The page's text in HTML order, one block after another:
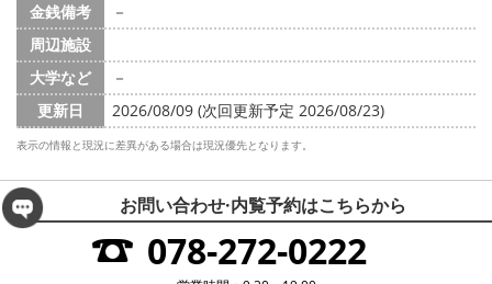
金銭備考
－
周辺施設
大学など
－
更新日
2026/08/09 (次回更新予定 2026/08/23)
表示の情報と現況に差異がある場合は現況優先となります。
お問い合わせ·内覧予約はこちらから
078-272-0222